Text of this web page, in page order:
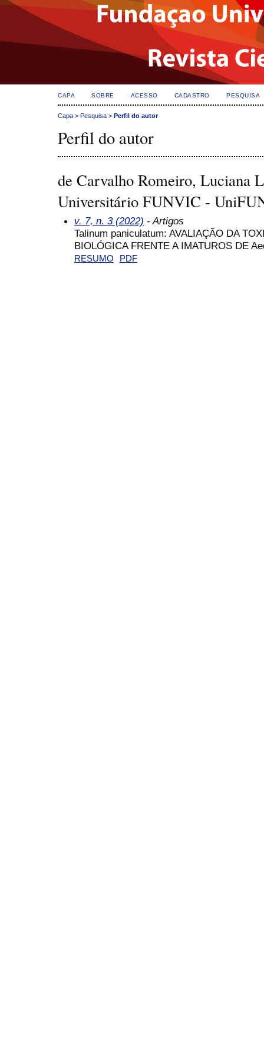
CAPA SOBRE ACESSO CADASTRO PESQUISA
Capa > Pesquisa > Perfil do autor
Perfil do autor
de Carvalho Romeiro, Luciana
Universitário FUNVIC -
v. 7, n. 3 (2022) - Artigos
Talinum paniculatum: AVALIAÇÃO DA
BIOLÓGICA FRENTE A IMATUROS DE
RESUMO PDF